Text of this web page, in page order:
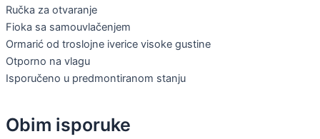
Ručka za otvaranje
Fioka sa samouvlačenjem
Ormarić od troslojne iverice visoke gustine
Otporno na vlagu
Isporučeno u predmontiranom stanju
Obim isporuke